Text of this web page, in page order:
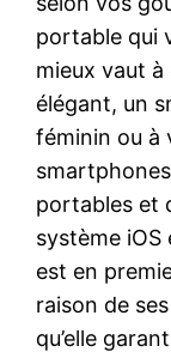
portable qui
mieux vaut
élégant, un
féminin ou à
portables et
système iOS
est en
raison de
qu’elle